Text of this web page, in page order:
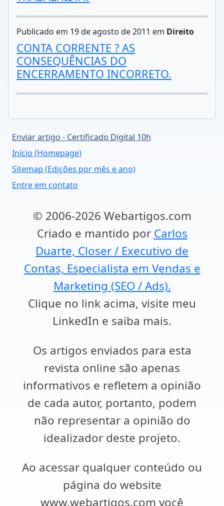
Publicado em 19 de agosto de 2011 em Direito
CONTA CORRENTE ? AS
CONSEQUÊNCIAS DO
ENCERRAMENTO INCORRETO.
Enviar artigo - Certificado Digital 10h
Início (Homepage)
Sitemap (Edições por mês e ano)
Entre em contato
© 2006-2026 Webartigos.com
Criado e mantido por Carlos
Duarte, Closer / Executivo de
Contas, Especialista em Vendas e
Marketing (SEO / Ads).
Clique no link acima, visite meu
LinkedIn e saiba mais.
Os artigos enviados para esta
revista online são apenas
informativos e refletem a opinião
de cada autor, portanto, podem
não representar a opinião do
idealizador deste projeto.
Ao acessar qualquer conteúdo ou
página do website
www.webartigos.com você